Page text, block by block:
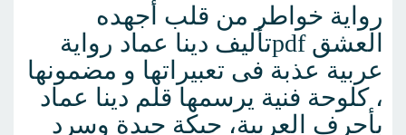
رواية خواطر من قلب أجهده
العشق pdfتأليف دينا عماد رواية
عربية عذبة فى تعبيراتها و مضمونها
، كلوحة فنية يرسمها قلم دينا عماد
بأحرف العربية، حبكة جيدة وسرد